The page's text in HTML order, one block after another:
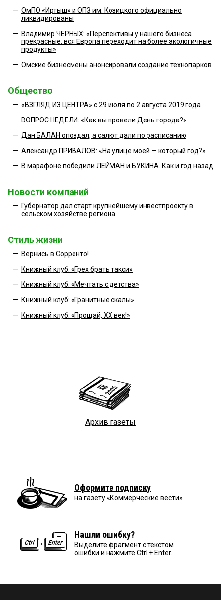
— ОмПО «Иртыш» и ОПЗ им. Козицкого официально
ликвидированы
— Владимир ЧЕРНЫХ: «Перспективы у нашего бизнеса
прекрасные: вся Европа переходит на более экологичные
продукты»
— Омские бизнесмены анонсировали создание технопарков
Общество
— «ВЗГЛЯД ИЗ ЦЕНТРА» с 29 июля по 2 августа 2019 года
— ВОПРОС НЕДЕЛИ: «Как вы провели День города?»
— Дан БАЛАН опоздал, а салют дали по расписанию
— Александр ПРИВАЛОВ: «На улице моей — который год?»
— В марафоне победили ЛЕЙМАН и БУКИНА. Как и год назад
Новости компаний
— Губернатор дал старт крупнейшему инвестпроекту в
сельском хозяйстве региона
Стиль жизни
— Вернись в Сорренто!
— Книжный клуб: «Грех брать такси»
— Книжный клуб: «Мечтать с детства»
— Книжный клуб: «Гранитные скалы»
— Книжный клуб: «Прощай, XX век!»
Архив газеты
Оформите подписку
на газету «Коммерческие вести»
Нашли ошибку?
Выделите фрагмент с текстом
ошибки и нажмите Ctrl + Enter.